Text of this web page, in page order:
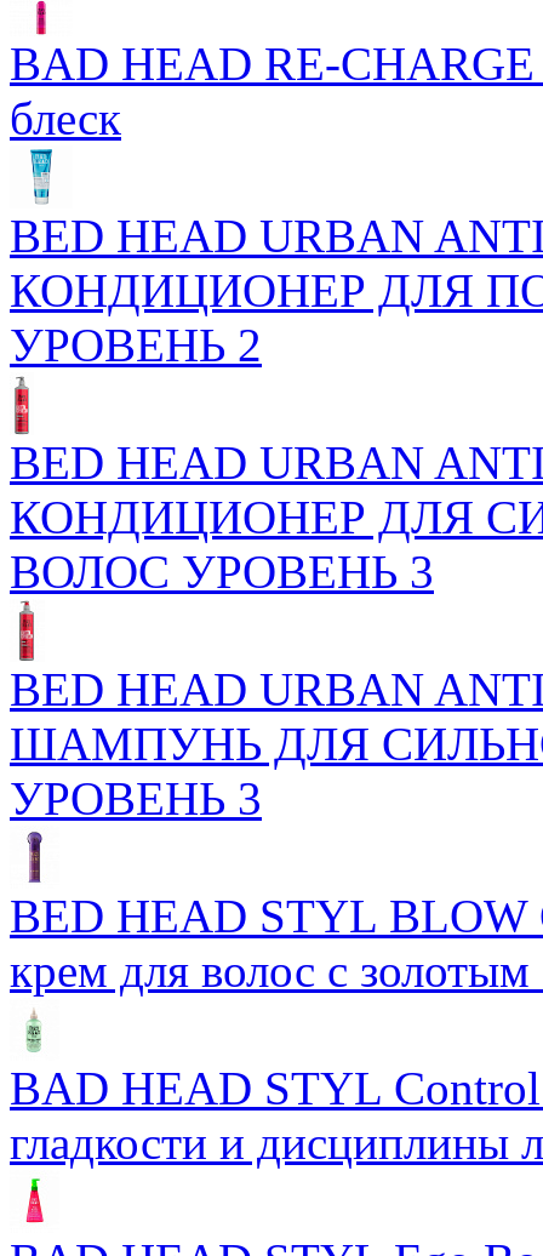
BAD HEAD RE-
блеск
BED HEAD URBAN
КОНДИЦИОНЕР ДЛЯ
УРОВЕНЬ 2
BED HEAD URBAN
КОНДИЦИОНЕР ДЛЯ
ВОЛОС УРОВЕНЬ 3
BED HEAD URBAN
ШАМПУНЬ ДЛЯ
УРОВЕНЬ 3
BED HEAD STYL
крем для волос с золотым
BAD HEAD STYL Control
гладкости и дисциплины